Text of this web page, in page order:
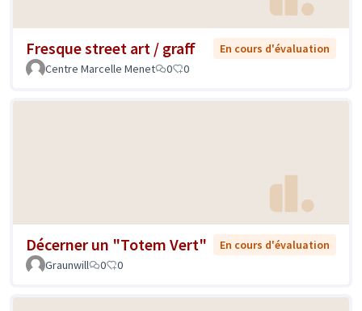
Fresque street art / graff
En cours d'évaluation
Centre Marcelle Menet
0 0
Décerner un "Totem Vert"
En cours d'évaluation
Graunwill
0 0